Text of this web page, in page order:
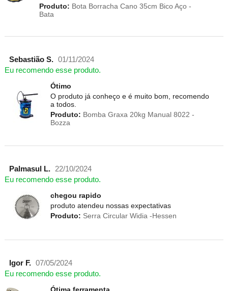
Produto: Bota Borracha Cano 35cm Bico Aço -
Bata
Sebastião S. 01/11/2024
Eu recomendo esse produto.
Ótimo
O produto já conheço e é muito bom, recomendo
a todos.
Produto: Bomba Graxa 20kg Manual 8022 -
Bozza
Palmasul L.
22/10/2024
Eu recomendo esse produto.
chegou rapido
produto atendeu nossas expectativas
Produto: Serra Circular Widia -Hessen
Igor F. 07/05/2024
Eu recomendo esse produto.